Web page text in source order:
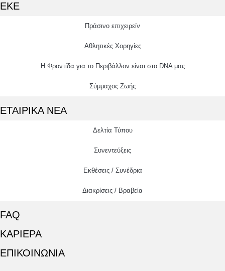
ΕΚΕ
Πράσινο επιχειρείν
Αθλητικές Χορηγίες
Η Φροντίδα για το Περιβάλλον είναι στο DNA μας
Σύμμαχος Ζωής
ΕΤΑΙΡΙΚΑ ΝΕΑ
Δελτία Τύπου
Συνεντεύξεις
Εκθέσεις / Συνέδρια
Διακρίσεις / Βραβεία
FAQ
ΚΑΡΙΕΡΑ
ΕΠΙΚΟΙΝΩΝΙΑ